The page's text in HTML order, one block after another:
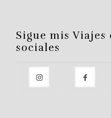
Sigue mis Viajes
sociales